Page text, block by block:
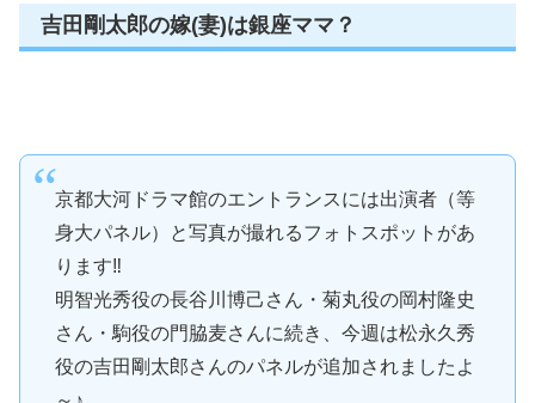
吉田剛太郎の嫁(妻)は銀座ママ？
京都大河ドラマ館のエントランスには出演者（等
身大パネル）と写真が撮れるフォトスポットがあ
ります‼
明智光秀役の長谷川博己さん・菊丸役の岡村隆史
さん・駒役の門脇麦さんに続き、今週は松永久秀
役の吉田剛太郎さんのパネルが追加されましたよ